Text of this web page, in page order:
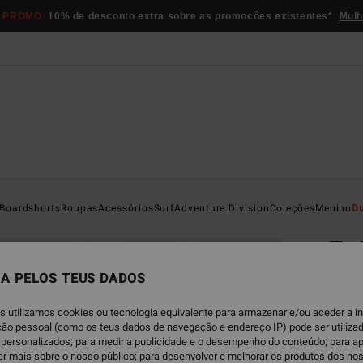
10% de desconto extra sobre as promocôes existentes*
BoardshortsRoupasAcessóriosSurfAdventure DivisionColeçõesMenino
Ty
T-
ECO-
€
PELOS TEUS DADOS
utilizamos cookies ou tecnologia equivalente para armazenar e/ou aceder a
pessoal (como os teus dados de navegação e endereço IP) pode ser
para medir a publicidade e o desempenho do conteúdo; para
mais sobre o nosso público; para desenvolver e melhorar os produtos dos